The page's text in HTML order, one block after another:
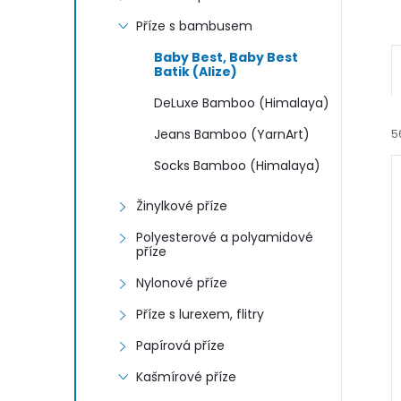
Příze s bambusem
Baby Best, Baby Best
Batik (Alize)
DeLuxe Bamboo (Himalaya)
Jeans Bamboo (YarnArt)
Socks Bamboo (Himalaya)
Žinylkové příze
Polyesterové a polyamidové
příze
Nylonové příze
Příze s lurexem, flitry
Papírová příze
Kašmírové příze
a